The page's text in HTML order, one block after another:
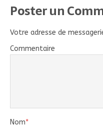
Poster un
Votre adresse de
Commentaire
Nom*